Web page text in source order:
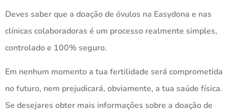
Deves saber que a doação de óvulos na Easydona e nas
clínicas colaboradoras é um processo realmente simples,
controlado e 100% seguro.
Em nenhum momento a tua fertilidade será comprometida
no futuro, nem prejudicará, obviamente, a tua saúde física.
Se desejares obter mais informações sobre a doação de